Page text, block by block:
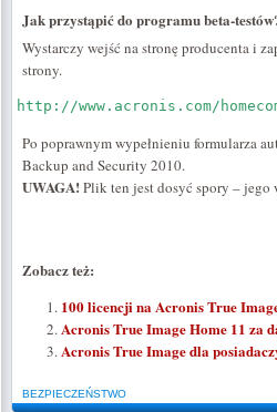
Jak przystąpić do programu beta-
Wystarczy wejść na stronę producenta i
strony.
http://www.acronis.com/
Po poprawnym wypełnieniu formularza
Backup and Security 2010.
UWAGA!Plik ten jest dosyć spory – jego
Zobacz też:
100 licencji na Acronis True
Acronis True Image Home 11 za
Acronis True Image dla
BEZPIECZEŃSTWO